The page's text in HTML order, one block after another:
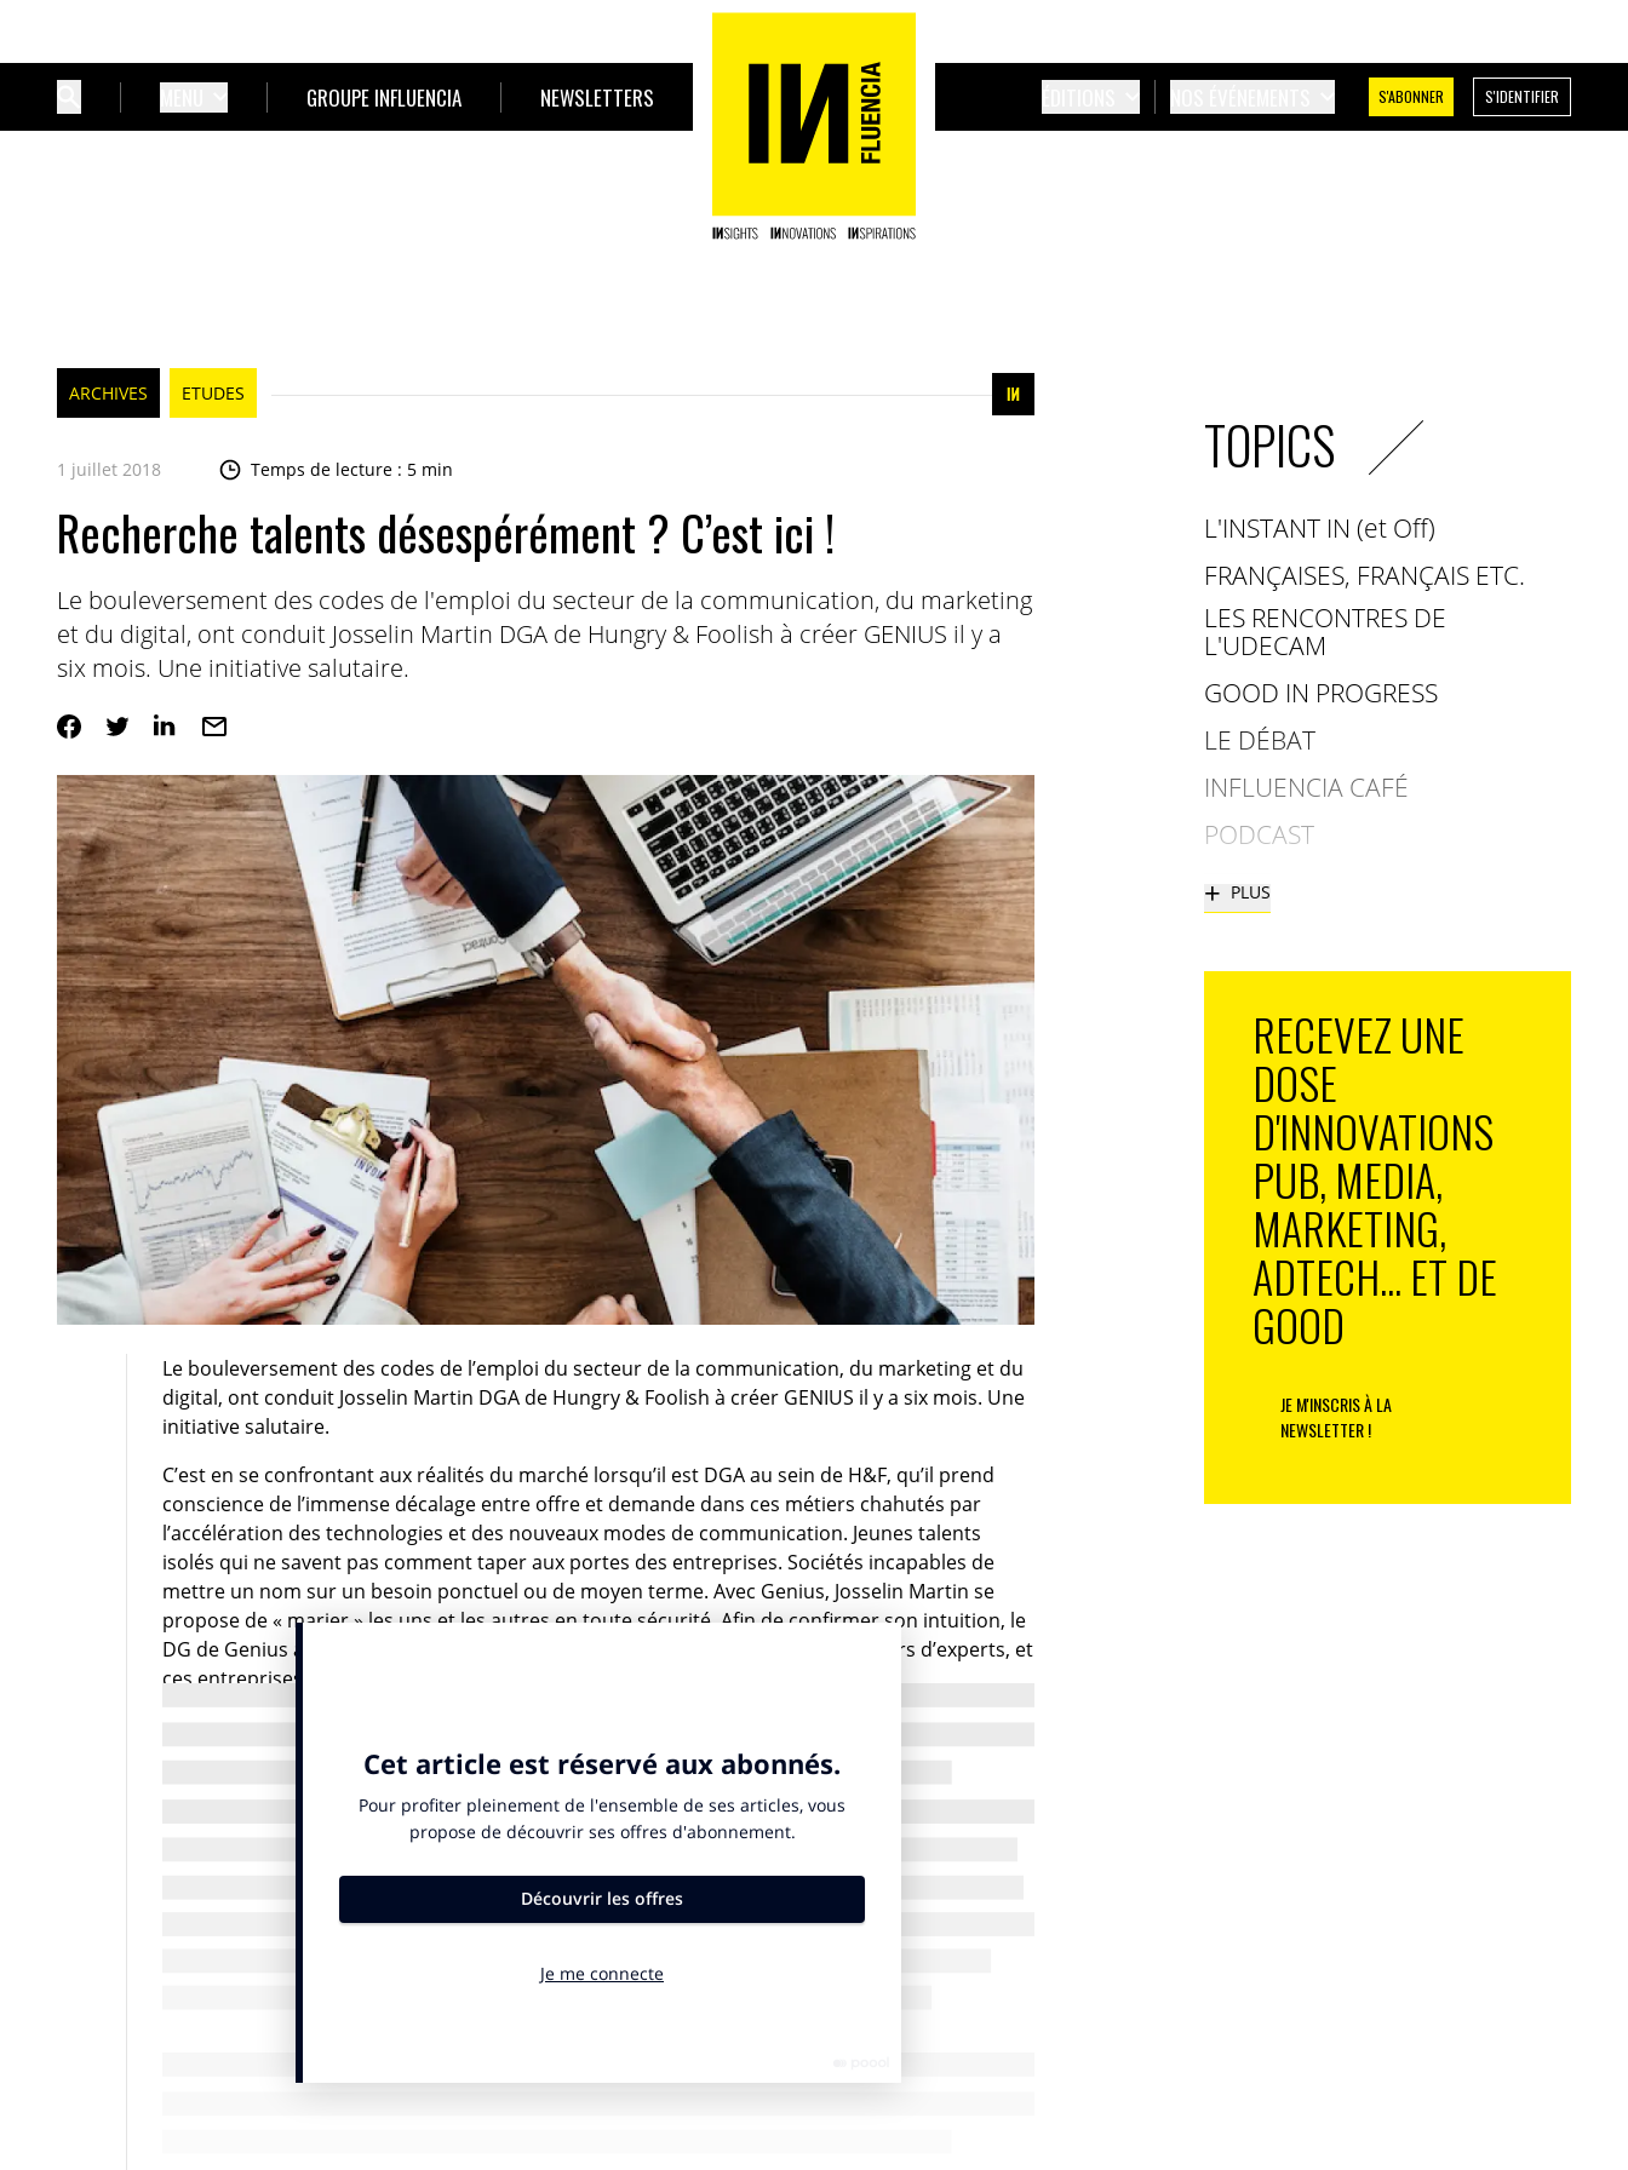
GROUPE INFLUENCIA NEWSLETTERS S'ABONNER S'IDENTIFIER
ARCHIVES ETUDES
1 juillet 2018 Temps de lecture : 5 min
Recherche talents désespérément ? C’est ici !
Le bouleversement des codes de l'emploi du secteur de la communication, du marketing
et du digital, ont conduit Josselin Martin DGA de Hungry & Foolish à créer GENIUS il y a
six mois. Une initiative salutaire.
Le bouleversement des codes de l’emploi du secteur de la communication, du marketing et du
digital, ont conduit Josselin Martin DGA de Hungry & Foolish à créer GENIUS il y a six mois. Une
initiative salutaire.
C’est en se confrontant aux réalités du marché lorsqu’il est DGA au sein de H&F, qu’il prend
conscience de l’immense décalage entre offre et demande dans ces métiers chahutés par
l’accélération des technologies et des nouveaux modes de communication. Jeunes talents
isolés qui ne savent pas comment taper aux portes des entreprises. Sociétés incapables de
mettre un nom sur un besoin ponctuel ou de moyen terme. Avec Genius, Josselin Martin se
propose de « marier » les uns et les autres en toute sécurité. Afin de confirmer son intuition, le
DG de Genius a fait appel à BVA Opinion afin de définir les contours de ces métiers d’experts, et
ces entreprises en difficulté d’identifier leurs besoins.
« Nous avons pour ambition de réinventer la relation de travail entre entreprises et actifs sur
notre secteur, en créant une communauté de talents, formés en continu et placés chez nos
clients pour répondre à leurs besoins. », précise Josselin Martin, une première dans ce secteur,
Ainsi des missions ponctuelles de 3 à 36 mois, des experts recrutés par des professionnels du
secteur sont autant de réponses au besoin d’expertise et d’adaptabilité.
TOPICS
L'INSTANT IN (et Off)
FRANÇAISES, FRANÇAIS ETC.
LES RENCONTRES DE
L'UDECAM
GOOD IN PROGRESS
LE DÉBAT
INFLUENCIA CAFÉ
PODCAST
+ PLUS
RECEVEZ UNE
DOSE
D'INNOVATIONS
PUB, MEDIA,
MARKETING,
ADTECH... ET DE
GOOD
JE M'INSCRIS À LA
NEWSLETTER !